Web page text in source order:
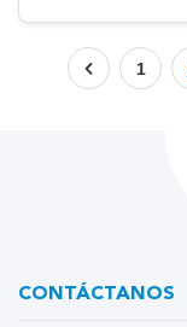
1
CONTÁCTANOS